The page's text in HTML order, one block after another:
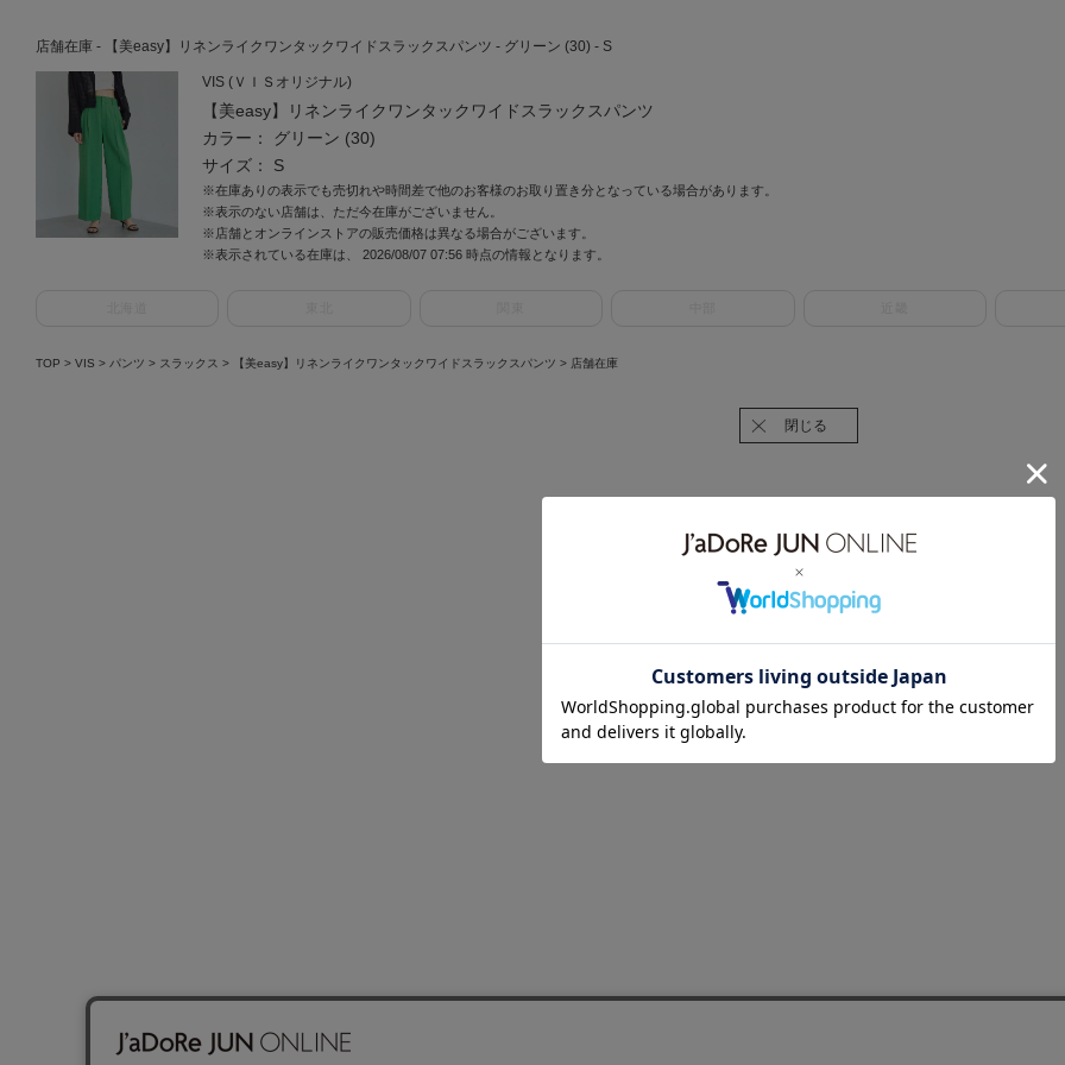
店舗在庫 - 【美easy】リネンライクワンタックワイドスラックスパンツ - グリーン (30) - S
VIS (ＶＩＳオリジナル)
【美easy】リネンライクワンタックワイドスラックスパンツ
カラー： グリーン (30)
サイズ： S
※在庫ありの表示でも売切れや時間差で他のお客様のお取り置き分となっている場合があります。
※表示のない店舗は、ただ今在庫がございません。
※店舗とオンラインストアの販売価格は異なる場合がございます。
※表示されている在庫は、 2026/08/07 07:56 時点の情報となります。
TOP > VIS > パンツ > スラックス > 【美easy】リネンライクワンタックワイドスラックスパンツ > 店舗在庫
閉じる